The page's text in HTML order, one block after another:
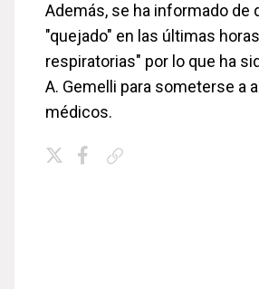
Además, se ha informado de
"quejado" en las últimas
respiratorias" por lo que ha
A. Gemelli para someterse a
médicos.